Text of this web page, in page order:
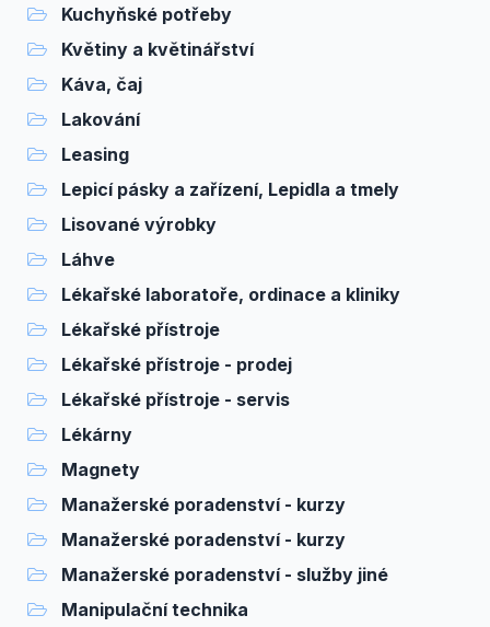
Kuchyňské potřeby
Květiny a květinářství
Káva, čaj
Lakování
Leasing
Lepicí pásky a zařízení, Lepidla a tmely
Lisované výrobky
Láhve
Lékařské laboratoře, ordinace a kliniky
Lékařské přístroje
Lékařské přístroje - prodej
Lékařské přístroje - servis
Lékárny
Magnety
Manažerské poradenství - kurzy
Manažerské poradenství - kurzy
Manažerské poradenství - služby jiné
Manipulační technika